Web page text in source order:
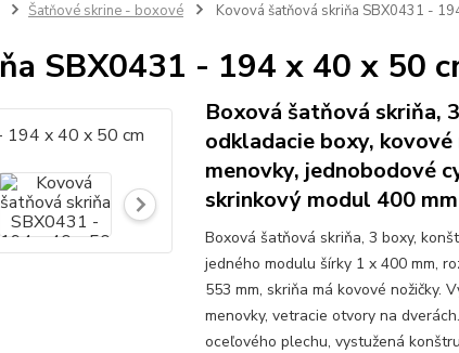
Šatňové skrine - boxové Kovová šatňová skriňa SBX0431 -
SBX0431 - 194 x 40 x 50
Boxová šatňová skriňa,
odkladacie boxy, kovové
menovky, jednobodové
skrinkový modul 400 mm
Boxová šatňová skriňa, 3 boxy,
jedného modulu šírky 1 x 400 mm,
553 mm, skriňa má kovové nožičky.
menovky, vetracie otvory na
oceľového plechu, vystužená